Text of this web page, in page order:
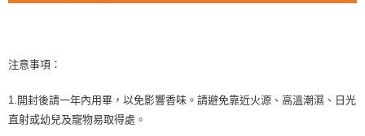
注意事項：
1.開封後請一年內用畢，以免影響香味。請避免靠近火源、高溫潮濕、日光
直射或幼兒及寵物易取得處。